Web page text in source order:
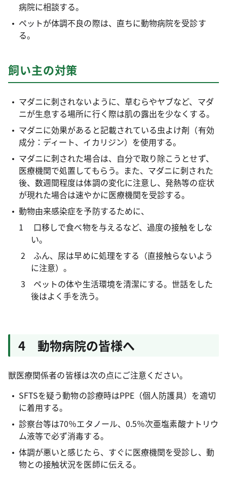
病院に相談する。
ペットが体調不良の際は、直ちに動物病院を受診す
る。
飼い主の対策
マダニに刺されないように、草むらやヤブなど、マダ
ニが生息する場所に行く際は肌の露出を少なくする。
マダニに効果があると記載されている虫よけ剤（有効
成分：ディート、イカリジン）を使用する。
マダニに刺された場合は、自分で取り除こうとせず、
医療機関で処置してもらう。また、マダニに刺された
後、数週間程度は体調の変化に注意し、発熱等の症状
が現れた場合は速やかに医療機関を受診する。
動物由来感染症を予防するために、
1 口移しで食べ物を与えるなど、過度の接触をしな
い。
2 ふん、尿は早めに処理をする（直接触らないよう
に注意）。
3 ペットの体や生活環境を清潔にする。世話をした
後はよく手を洗う。
4 動物病院の皆様へ
獣医療関係者の皆様は次の点にご注意ください。
SFTSを疑う動物の診療時はPPE（個人防護具）を適切
に着用する。
診察台等は70％エタノール、0.5％次亜塩素酸ナトリウ
ム液等で必ず消毒する。
体調が悪いと感じたら、すぐに医療機関を受診し、動
物との接触状況を医師に伝える。